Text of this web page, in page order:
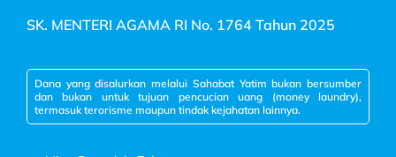
SK. MENTERI AGAMA RI No. 1764 Tahun 2025
Dana yang disalurkan melalui Sahabat Yatim bukan bersumber
dan bukan untuk tujuan pencucian uang (money laundry),
termasuk terorisme maupun tindak kejahatan lainnya.